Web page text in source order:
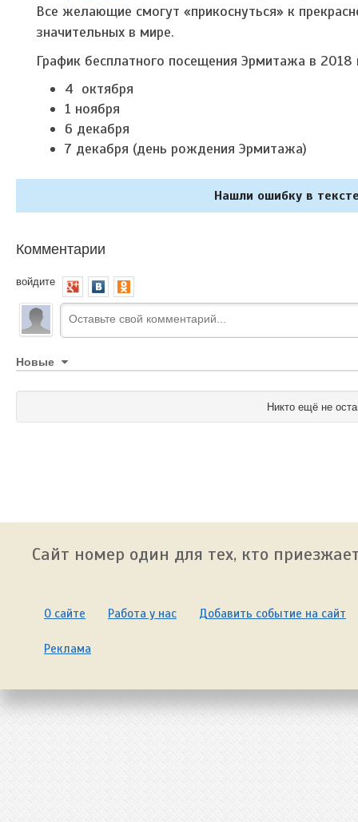
Все желающие смогут «прикоснуться» к
значительных в мире.
График бесплатного посещения Эрмитажа в 2018
4 октября
1 ноября
6 декабря
7 декабря (день рождения Эрмитажа)
Нашли ошибку в
Комментарии
войдите
Новые
Никто ещё не
Сайт номер один для тех, кто
О сайте Работа у нас Добавить событие на сайт
Реклама